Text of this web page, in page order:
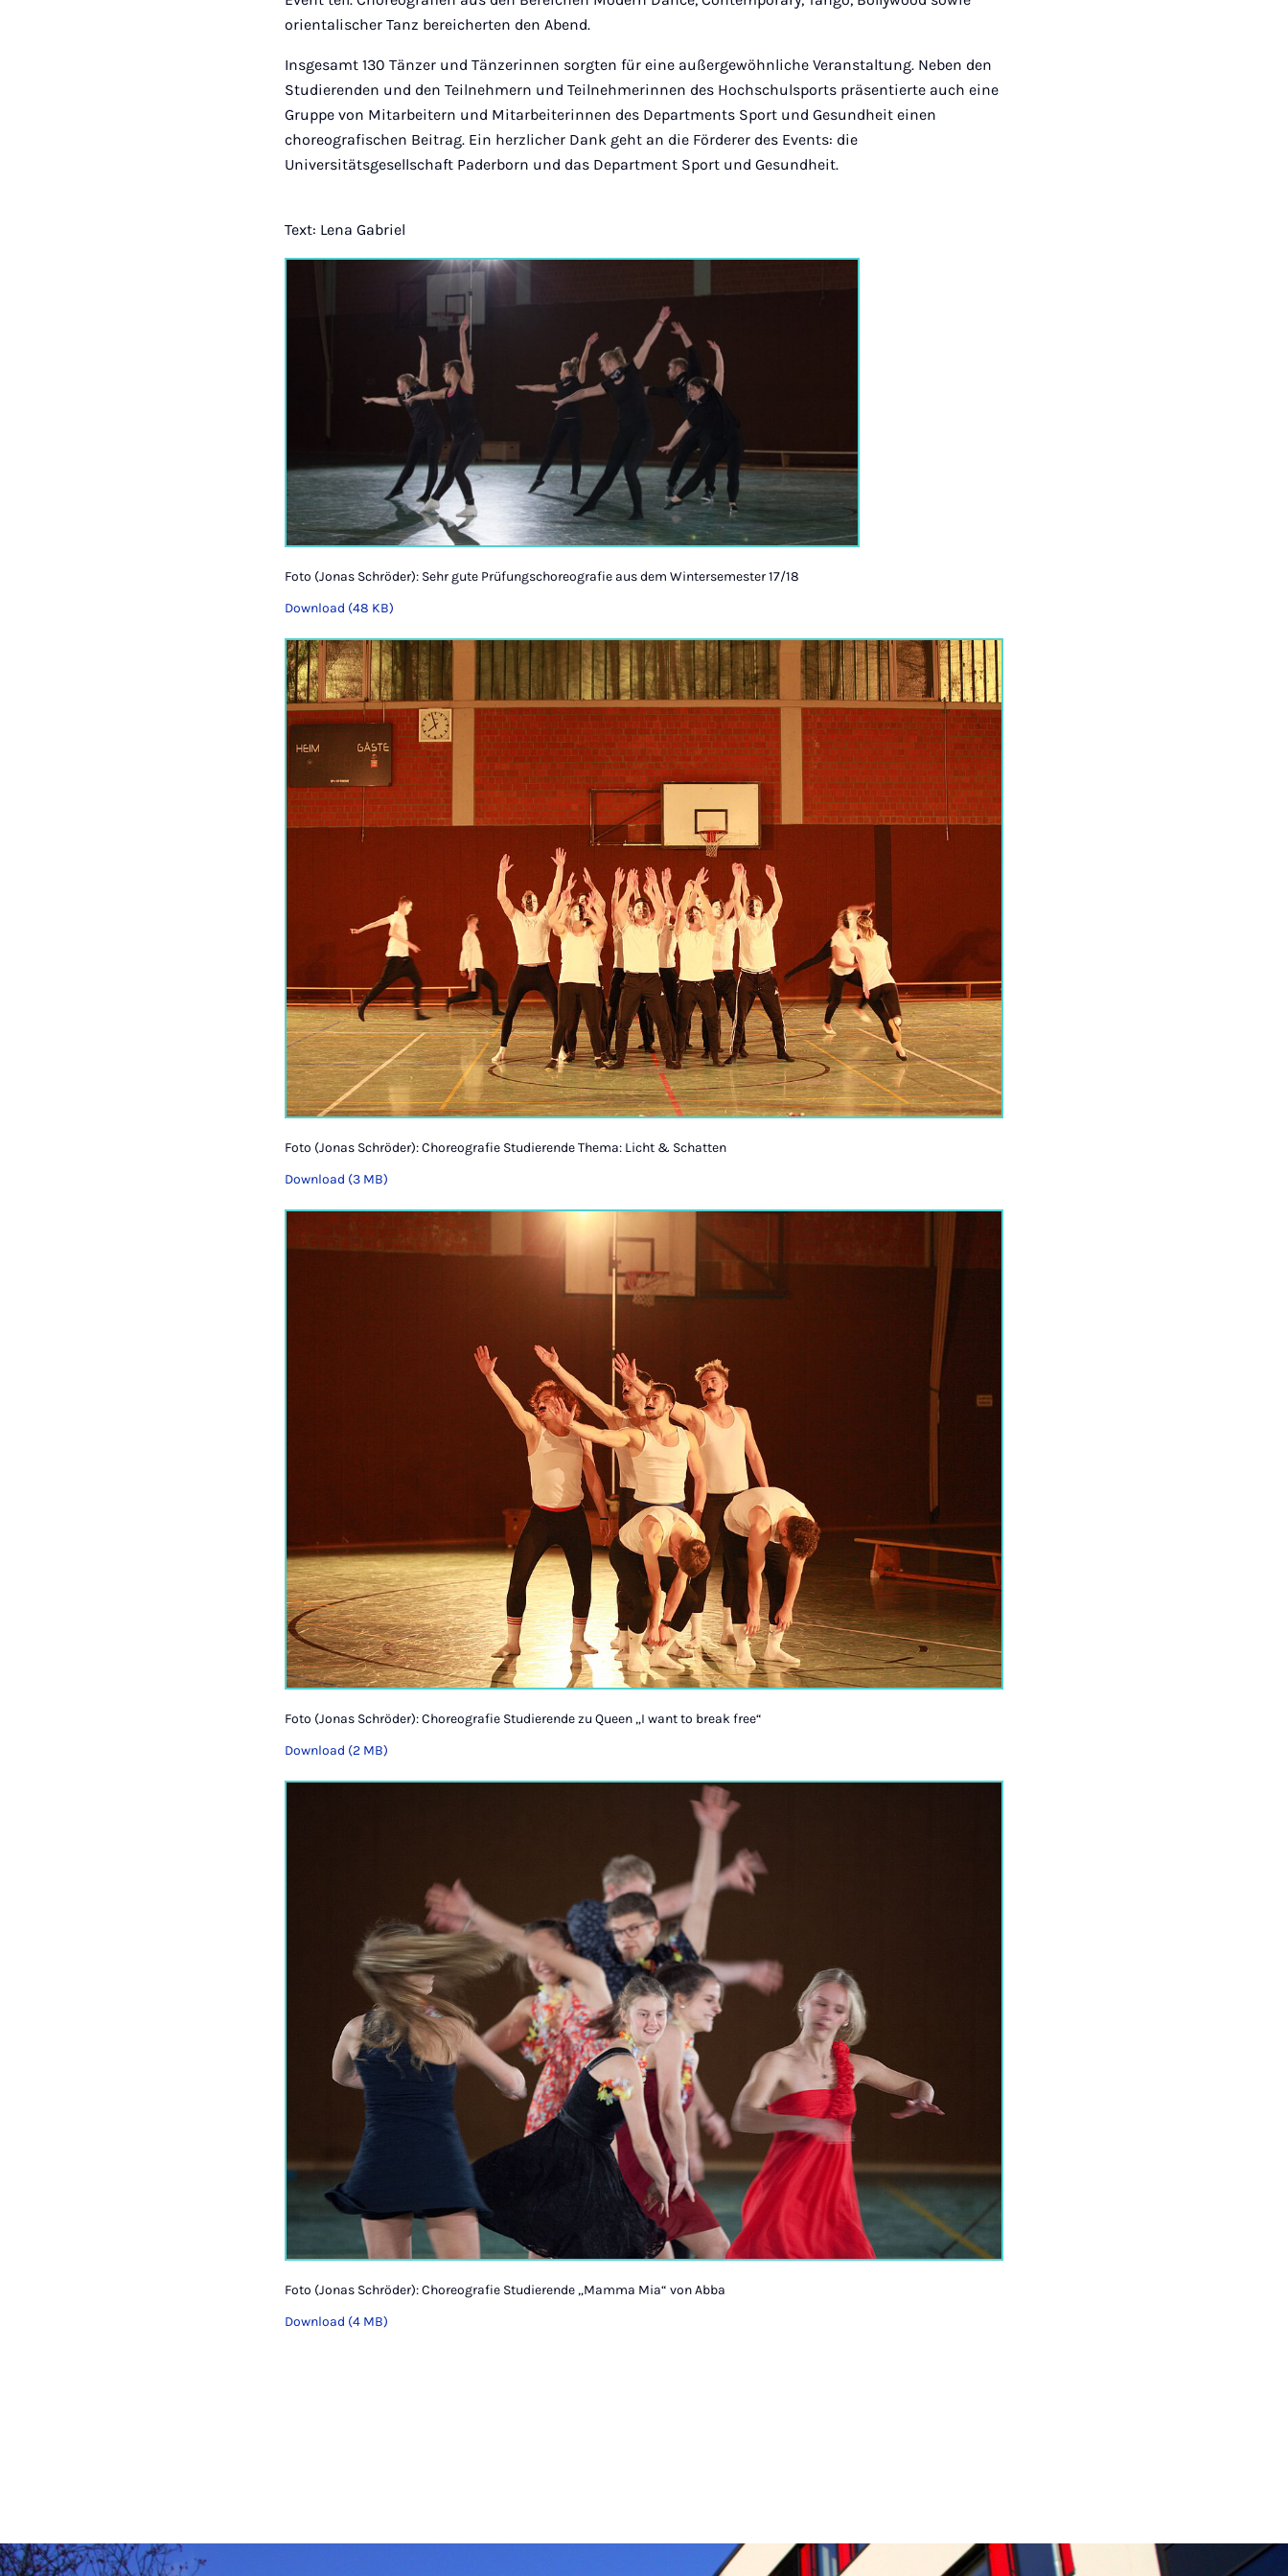
orientalischer Tanz bereicherten den Abend.
Insgesamt 130 Tänzer und Tänzerinnen sorgten für eine außergewöhnliche Veranstaltung. Neben den
Studierenden und den Teilnehmern und Teilnehmerinnen des Hochschulsports präsentierte auch eine
Gruppe von Mitarbeitern und Mitarbeiterinnen des Departments Sport und Gesundheit einen
choreografischen Beitrag. Ein herzlicher Dank geht an die Förderer des Events: die
Universitätsgesellschaft Paderborn und das Department Sport und Gesundheit.
Text: Lena Gabriel
Foto (Jonas Schröder): Sehr gute Prüfungschoreografie aus dem Wintersemester 17/18
Download (48 KB)
Foto (Jonas Schröder): Choreografie Studierende Thema: Licht & Schatten
Download (3 MB)
Foto (Jonas Schröder): Choreografie Studierende zu Queen „I want to break free“
Download (2 MB)
Foto (Jonas Schröder): Choreografie Studierende „Mamma Mia“ von Abba
Download (4 MB)